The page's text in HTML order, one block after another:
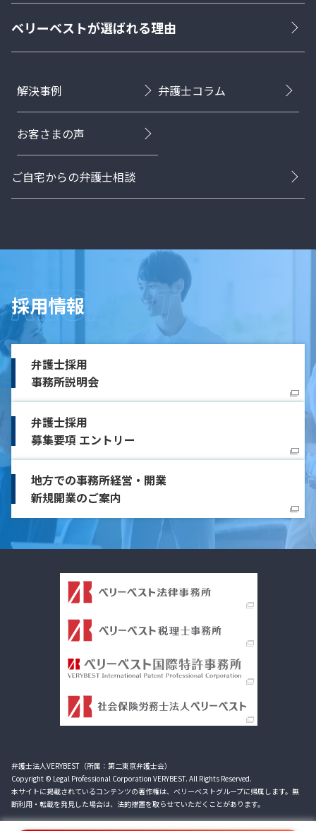
ベリーベストが選ばれる理由
解決事例 弁護士コラム
お客さまの声
ご自宅からの弁護士相談
採用情報
弁護士採用
事務所説明会
弁護士採用
募集要項 エントリー
地方での事務所経営・開業
新規開業のご案内
弁護士法人VERYBEST（所属：第二東京弁護士会）
Copyright © Legal Professional Corporation VERYBEST. All Rights Reserved.
本サイトに掲載されているコンテンツの著作権は、ベリーベストグループに帰属します。無
断利用・転載を発見した場合は、法的措置を取らせていただくことがあります。